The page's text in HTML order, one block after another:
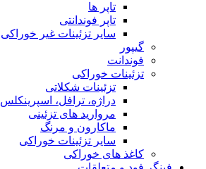
تاپر ها
تاپر فوندانتی
سایر تزئینات غیر خوراکی
گیپور
فوندانت
تزئینات خوراکی
تزئینات شکلاتی
دراژه، ترافل، اسپرینکلس
مروارید های تزئینی
ماکارون و مرنگ
سایر تزئینات خوراکی
کاغذ های خوراکی